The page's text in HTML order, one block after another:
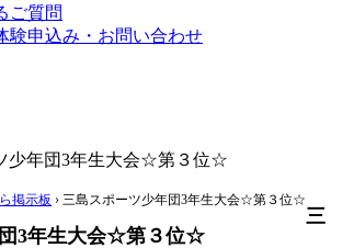
ご質問
験申込み・お問い合わせ
少年団3年生大会☆第３位☆
掲示板 › 三島スポーツ少年団3年生大会☆第３位☆
三
3年生大会☆第３位☆